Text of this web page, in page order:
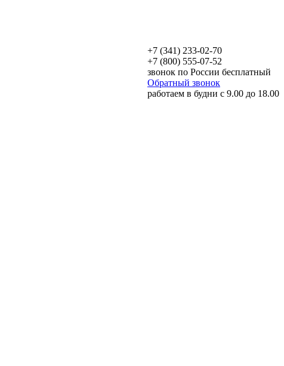
+7 (341) 233-02-70
+7 (800) 555-07-52
звонок по России бесплатный
Обратный звонок
работаем в будни с 9.00 до 18.00